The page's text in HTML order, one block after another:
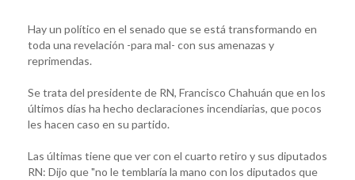
Hay un político en el senado que se está transformando en
toda una revelación -para mal- con sus amenazas y
reprimendas.
Se trata del presidente de RN, Francisco Chahuán que en los
últimos días ha hecho declaraciones incendiarias, que pocos
les hacen caso en su partido.
Las últimas tiene que ver con el cuarto retiro y sus diputados
RN: Dijo que "no le temblaría la mano con los diputados que